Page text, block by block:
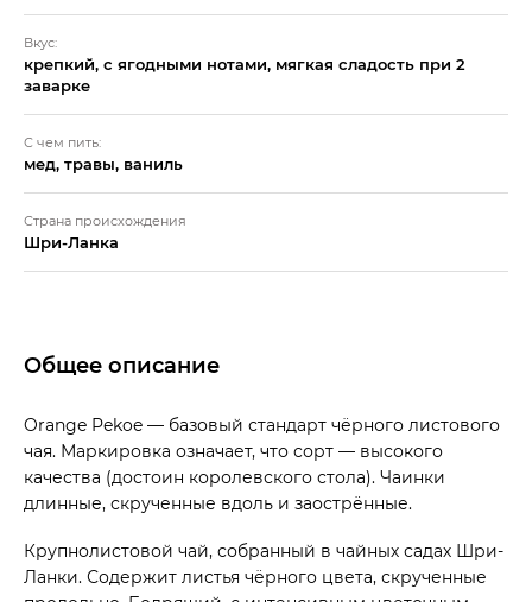
Вкус:
крепкий, с ягодными нотами, мягкая сладость при 2
заварке
С чем пить:
мед, травы, ваниль
Страна происхождения
Шри-Ланка
Общее описание
Orange Pekoe — базовый стандарт чёрного листового
чая. Маркировка означает, что сорт — высокого
качества (достоин королевского стола). Чаинки
длинные, скрученные вдоль и заострённые.
Крупнолистовой чай, собранный в чайных садах Шри-
Ланки. Содержит листья чёрного цвета, скрученные